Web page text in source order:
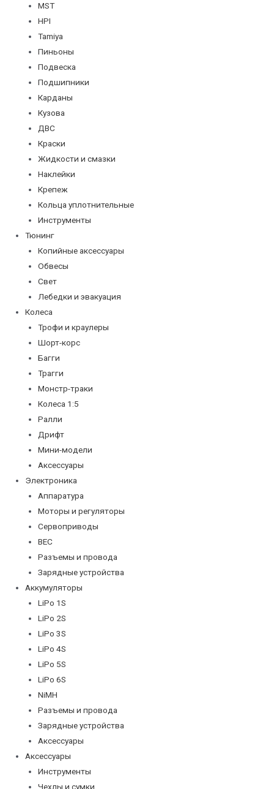
MST
HPI
Tamiya
Пиньоны
Подвеска
Подшипники
Карданы
Кузова
ДВС
Краски
Жидкости и смазки
Наклейки
Крепеж
Кольца уплотнительные
Инструменты
Тюнинг
Копийные аксессуары
Обвесы
Свет
Лебедки и эвакуация
Колеса
Трофи и краулеры
Шорт-корс
Багги
Трагги
Монстр-траки
Колеса 1:5
Ралли
Дрифт
Мини-модели
Аксессуары
Электроника
Аппаратура
Моторы и регуляторы
Сервоприводы
BEC
Разъемы и провода
Зарядные устройства
Аккумуляторы
LiPo 1S
LiPo 2S
LiPo 3S
LiPo 4S
LiPo 5S
LiPo 6S
NiMH
Разъемы и провода
Зарядные устройства
Аксессуары
Аксессуары
Инструменты
Чехлы и сумки